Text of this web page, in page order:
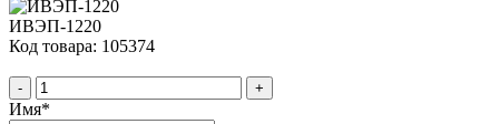
ИВЭП-1220
Код товара: 105374
- +
Имя*